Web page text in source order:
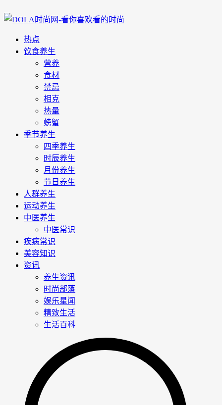
热点
饮食养生
营养
食材
禁忌
相克
热量
螃蟹
季节养生
四季养生
时辰养生
月份养生
节日养生
人群养生
运动养生
中医养生
中医常识
疾病常识
美容知识
资讯
养生资讯
时尚部落
娱乐星闻
精致生活
生活百科